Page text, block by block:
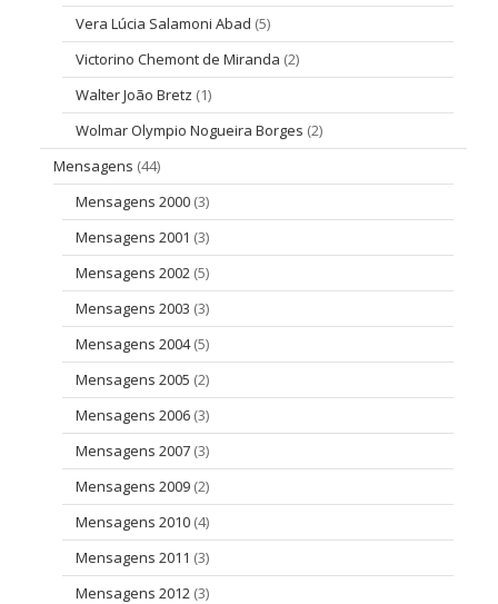
Vera Lúcia Salamoni Abad (5)
Victorino Chemont de Miranda (2)
Walter João Bretz (1)
Wolmar Olympio Nogueira Borges (2)
Mensagens (44)
Mensagens 2000 (3)
Mensagens 2001 (3)
Mensagens 2002 (5)
Mensagens 2003 (3)
Mensagens 2004(5)
Mensagens 2005 (2)
Mensagens 2006 (3)
Mensagens 2007 (3)
Mensagens 2009 (2)
Mensagens 2010 (4)
Mensagens 2011 (3)
Mensagens 2012 (3)